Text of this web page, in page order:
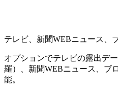
テレビ、新聞WEBニュース、
オプションでテレビの露出デ
羅）、新聞WEBニュース、ブ
能。